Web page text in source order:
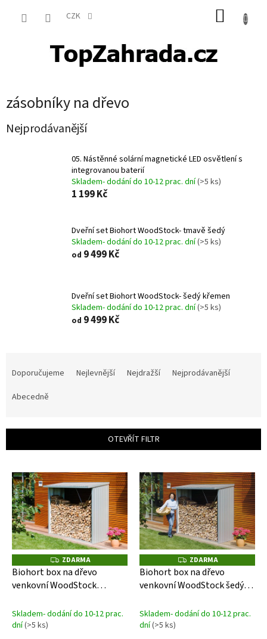
CZK
zásobníky na dřevo
Nejprodávanější
05. Nástěnné solární magnetické LED osvětlení s
integrovanou baterií
Skladem- dodání do 10-12 prac. dní(>5 ks)
1 199 Kč
Dveřní set Biohort WoodStock- tmavě šedý
Skladem- dodání do 10-12 prac. dní(>5 ks)
od 9 499 Kč
Dveřní set Biohort WoodStock- šedý křemen
Skladem- dodání do 10-12 prac. dní(>5 ks)
od 9 499 Kč
í
r
Doporučujeme Nejlevnější Nejdražší
Nejprodávanější
Abecedně
OTEVŘÍT FILTR
p
p
Z
D
A
R
ZDARMA
Biohort box na dřevo
venkovní WoodStock
Skladem- dodání do 10-12 prac.
dní(>5 ks)
Z
D
A
R
ZDARMA
Biohort box na dřevo
venkovní WoodStock šedý
Skladem- dodání do 10-12 prac.
dní(>5 ks)